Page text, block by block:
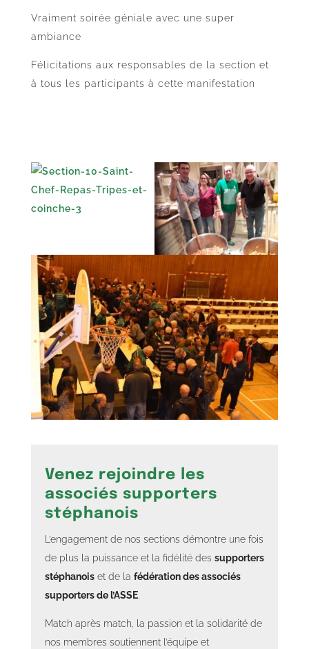
Vraiment soirée géniale avec une super
ambiance
Félicitations aux responsables de la section et
à tous les participants à cette manifestation
Venez rejoindre les
associés supporters
stéphanois
L’engagement de nos sections démontre une fois
de plus la puissance et la fidélité des supporters
stéphanois et de la fédération des associés
supporters de l’ASSE.
Match après match, la passion et la solidarité de
nos membres soutiennent l’équipe et